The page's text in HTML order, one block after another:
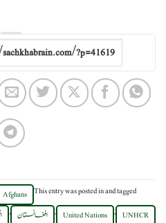
This entry was posted inand tagged
Afghans
UNHCR
,
United Nations
, افغانستان ,